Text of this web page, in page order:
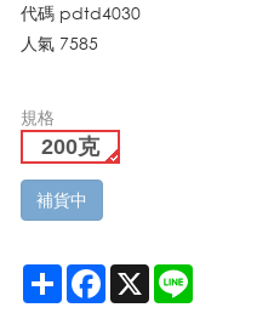
代碼 pdtd4030
人氣 7585
規格
200克
補貨中
Share Facebook
X